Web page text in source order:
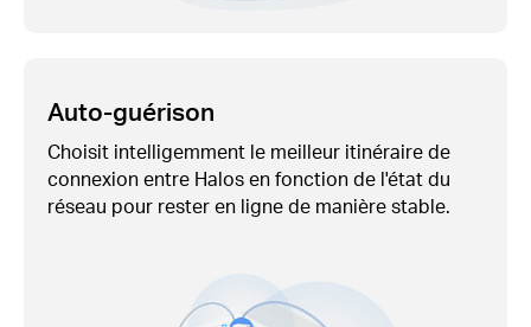
Auto-guérison
Choisit intelligemment le meilleur itinéraire de
connexion entre Halos en fonction de l'état du
réseau pour rester en ligne de manière stable.